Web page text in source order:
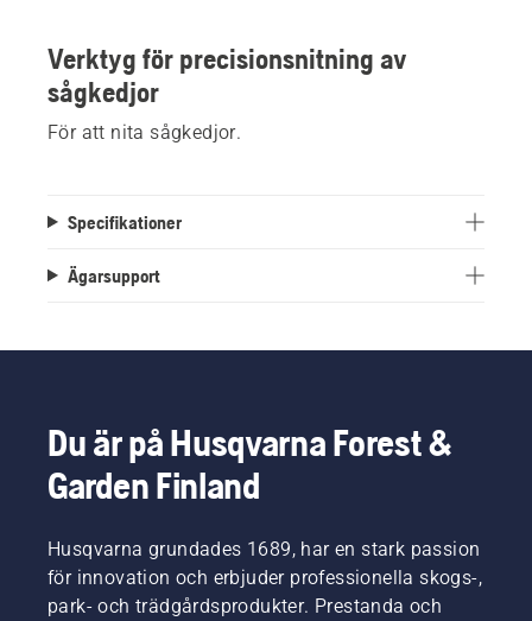
Verktyg för precisionsnitning av
sågkedjor
För att nita sågkedjor.
Specifikationer
Ägarsupport
Du är på Husqvarna Forest &
Garden Finland
Husqvarna grundades 1689, har en stark passion
för innovation och erbjuder professionella skogs-,
park- och trädgårdsprodukter. Prestanda och